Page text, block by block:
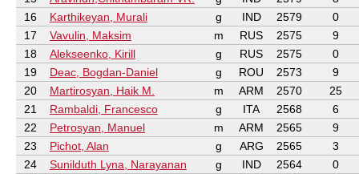
16
Karthikeyan, Murali g IND 2579
0
17
Vavulin, Maksim m RUS 2575
9
18
Alekseenko, Kirill g RUS 2575
0
19
Deac, Bogdan-Daniel g ROU 2573
9
20
Martirosyan, Haik M. m ARM 2570
25
21
Rambaldi, Francesco g ITA 2568
6
22
Petrosyan, Manuel m ARM 2565
9
23
Pichot, Alan g ARG 2565
3
24
Sunilduth Lyna, Narayanan g IND 2564
0